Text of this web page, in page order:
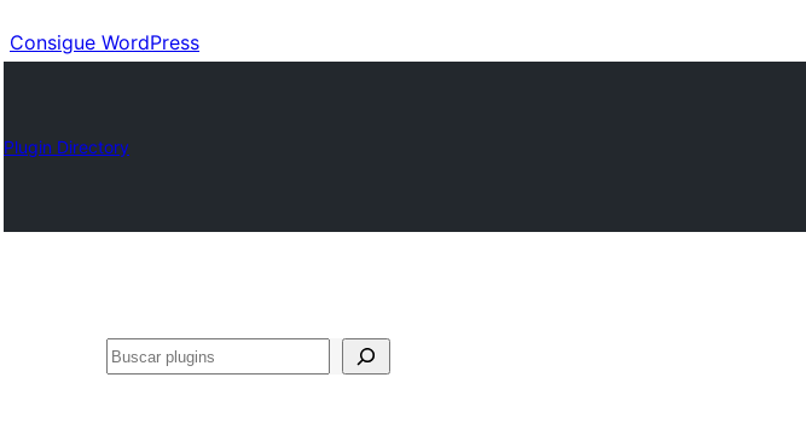
Consigue WordPress
Plugin Directory
Buscar